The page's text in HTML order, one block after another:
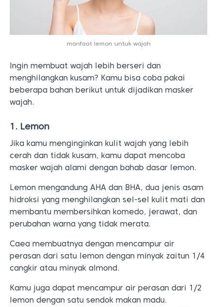
manfaat lemon untuk wajah
Ingin membuat wajah lebih berseri dan
menghilangkan kusam? Kamu bisa coba pakai
beberapa bahan berikut untuk dijadikan masker
wajah.
1. Lemon
Jika kamu menginginkan kulit wajah yang lebih
cerah dan tidak kusam, kamu dapat mencoba
masker wajah alami dengan bahab dasar lemon.
Lemon mengandung AHA dan BHA, dua jenis asam
hidroksi yang menghilangkan sel-sel kulit mati dan
membantu membersihkan komedo, jerawat, dan
perubahan warna yang tidak merata.
Caea membuatnya dengan mencampur air
perasan dari satu lemon dengan minyak zaitun 1/4
cangkir atau minyak almond.
Kamu juga dapat mencampur air perasan dari 1/2
lemon dengan satu sendok makan madu.